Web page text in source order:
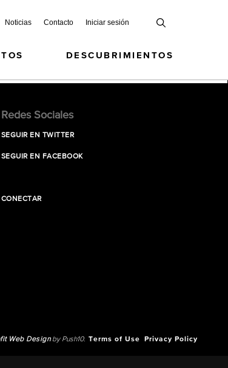
Noticias Contacto Iniciar sesión
DESCUBRIMIENTOS
Redes Sociales
SEGUIR EN TWITTER
SEGUIR EN FACEBOOK
CONECTAR
Web Designby Push10. Terms of Use Privacy Policy